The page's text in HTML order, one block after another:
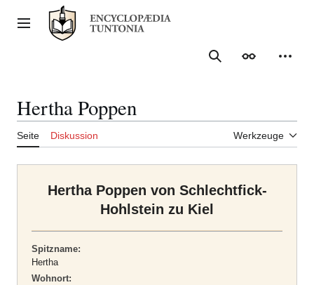
Inhalt
springenHauptmenü
Suche
Hertha Poppen
Seite Diskussion Werkzeuge
Hertha Poppen von Schlechtfick-
Hohlstein zu Kiel
Spitzname:
Hertha
Wohnort: